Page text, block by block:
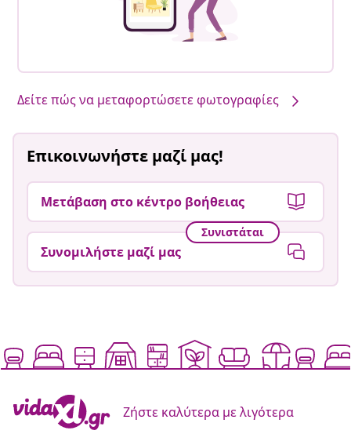
Δείτε πώς να μεταφορτώσετε φωτογραφίες
Επικοινωνήστε μαζί μας!
Μετάβαση στο κέντρο βοήθειας
Συνιστάται
Συνομιλήστε μαζί μας
Ζήστε καλύτερα με λιγότερα